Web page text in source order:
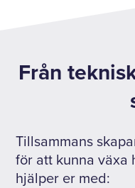
Från
Tillsammans
för att kunna växa
hjälper er med: